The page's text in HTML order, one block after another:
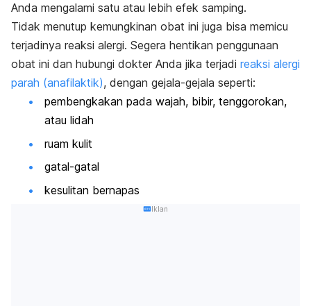
Anda mengalami satu atau lebih efek samping.
Tidak menutup kemungkinan obat ini juga bisa memicu
terjadinya reaksi alergi. Segera hentikan penggunaan
obat ini dan hubungi dokter Anda jika terjadi reaksi alergi
parah (anafilaktik), dengan gejala-gejala seperti:
pembengkakan pada wajah, bibir, tenggorokan,
atau lidah
ruam kulit
gatal-gatal
kesulitan bernapas
Iklan